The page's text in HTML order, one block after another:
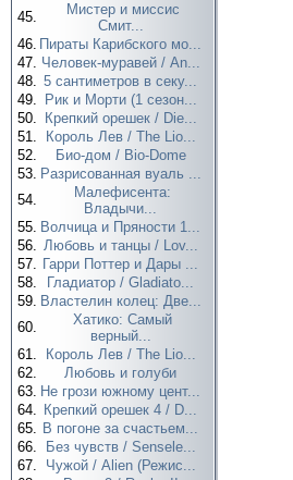
45.
Мистер и миссис
Смит...
46. Пираты Карибского мо...
47. Человек-муравей / An...
48. 5 сантиметров в секу...
49.
Рик и Морти (1 сезон...
50.
Крепкий орешек / Die...
51.
Король Лев / The Lio...
52.
Био-дом / Bio-Dome
53. Разрисованная вуаль ...
54.
Малефисента:
Владычи...
55. Волчица и Пряности 1...
56. Любовь и танцы / Lov...
57. Гарри Поттер и Дары ...
58.
Гладиатор / Gladiato...
59. Властелин колец: Две...
60.
Хатико: Самый
верный...
61.
Король Лев / The Lio...
62.
Любовь и голуби
63. Не грози южному цент...
64. Крепкий орешек 4 / D...
65. В погоне за счастьем...
66.
Без чувств / Sensele...
67.
Чужой / Alien (Режис...